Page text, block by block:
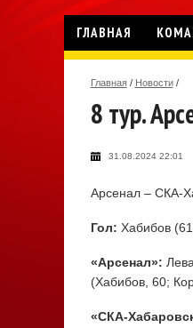
ГЛАВНАЯ
Главная / Новости /
8 тур.
31.08.2024 22:01
Арсенал – СКА-
Гол: Хабибов
«Арсенал»:
(Хабибов, 60;
«СКА-